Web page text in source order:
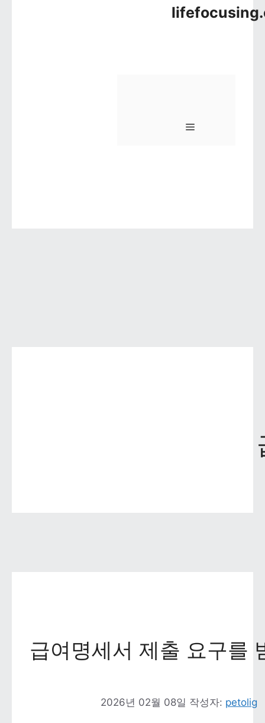
메뉴
급여명세서 제출 요구를
2026년 02월 08일 작성자: petolig